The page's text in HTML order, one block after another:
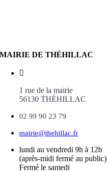
MAIRIE DE THÉHILLAC
1 rue de la mairie
56130 THÉHILLAC
02 99 90 23 79
mairie@thehillac.fr
lundi au vendredi 9h à 12h
(après-midi fermé au public)
Fermé le samedi